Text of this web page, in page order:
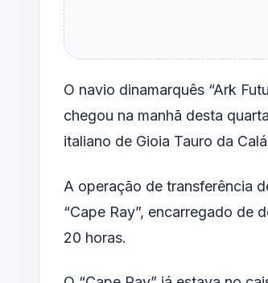
O navio dinamarquês “Ark
chegou na manhã desta
italiano de Gioia Tauro da
A operação de transferência
“Cape Ray”, encarregado de
20 horas.